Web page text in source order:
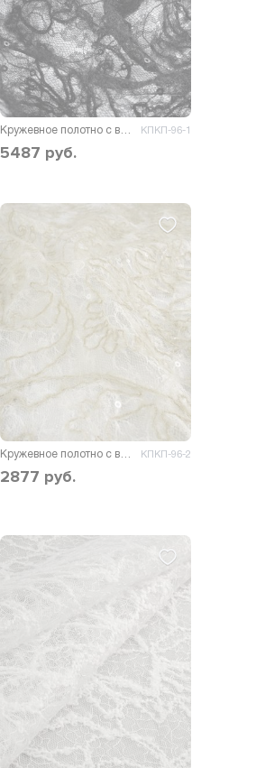
Кружевное полотно с вышивкой и пайеткой Кливия КПКП-96-1
5487 руб.
Кружевное полотно с вышивкой и пайеткой Кливия КПКП-96-2
2877 руб.